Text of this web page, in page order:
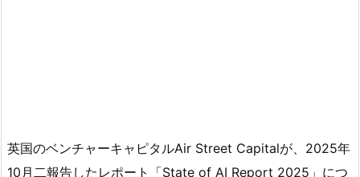
英国のベンチャーキャピタルAir Street Capitalが、2025年
10月二報告したレポート「State of AI Report 2025」につ